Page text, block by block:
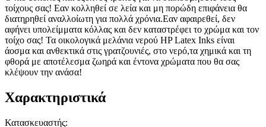
τοίχους σας! Εαν κολληθεί σε λεία και μη πορώδη επιφάνεια θα
διατηρηθεί αναλλοίωτη για πολλά χρόνια.Εαν αφαιρεθεί, δεν
αφήνει υπολείμματα κόλλας και δεν καταστρέφει το χρώμα και τον
τοίχο σας! Τα οικολογικά μελάνια νερού HP Latex Inks είναι
άοσμα και ανθεκτικά στις γρατζουνιές, στο νερό,τα χημικά και τη
φθορά με αποτέλεσμα ζωηρά και έντονα χρώματα που θα σας
κλέψουν την ανάσα!
Χαρακτηριστικά
Κατασκευαστής: